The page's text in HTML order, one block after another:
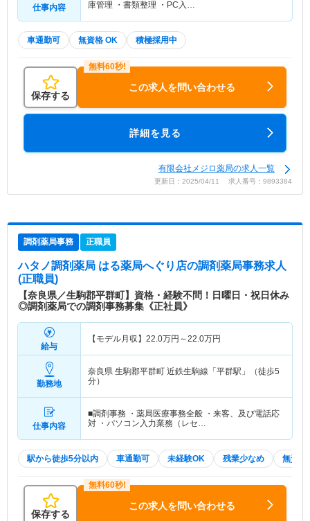
仕事内容
庫管理 ・書類整理 ・PC入…
車通勤可 無資格 OK 積極採用中
保存する
この求人を問い合わせる
詳細を見る
有限会社メジロ薬局の求人一覧
更新日：2025/04/11 求人番号：9893384
調剤薬局事務 正職員
ハタノ調剤薬局 はる薬局へぐり店の調剤薬局事務求人
(正職員)
【奈良県／生駒郡平群町】資格・経験不問！日曜日・祝日休み
◎調剤薬局での調剤事務募集《正社員》
給与
【モデル月収】 22.0万円～22.0万円
勤務地
奈良県 生駒郡平群町 近鉄生駒線「平群駅」（徒歩5
分）
仕事内容
■調剤事務 ・薬局医療事務全般 ・来客、及び電話応
対 ・パソコン入力業務（レセ…
駅から徒歩5分以内 車通勤可 未経験OK 残業少なめ 無資格
保存する
この求人を問い合わせる